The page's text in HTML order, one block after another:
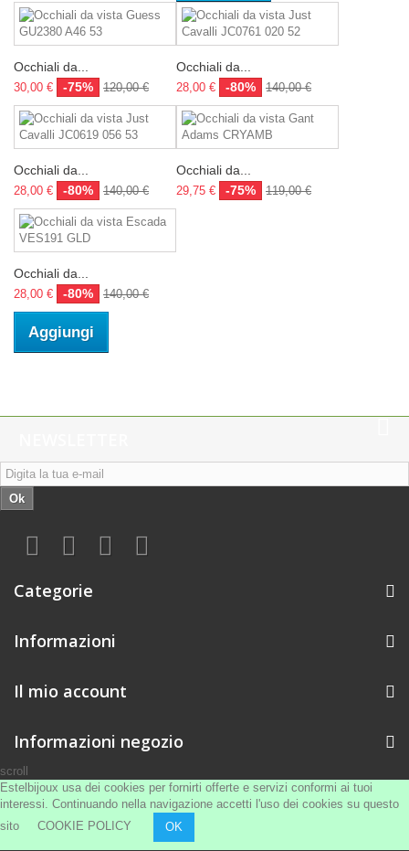
Occhiali da...
30,00 € -75% 120,00 €
Occhiali da...
28,00 € -80% 140,00 €
Occhiali da...
28,00 € -80% 140,00 €
Occhiali da...
29,75 € -75% 119,00 €
Occhiali da...
28,00 € -80% 140,00 €
Aggiungi
Ok
Categorie
Informazioni
Il mio account
Informazioni negozio
scroll
Estelbijoux usa dei cookies per fornirti offerte e servizi conformi ai tuoi
interessi. Continuando nella navigazione accetti l'uso dei cookies su questo
sito COOKIE POLICY OK